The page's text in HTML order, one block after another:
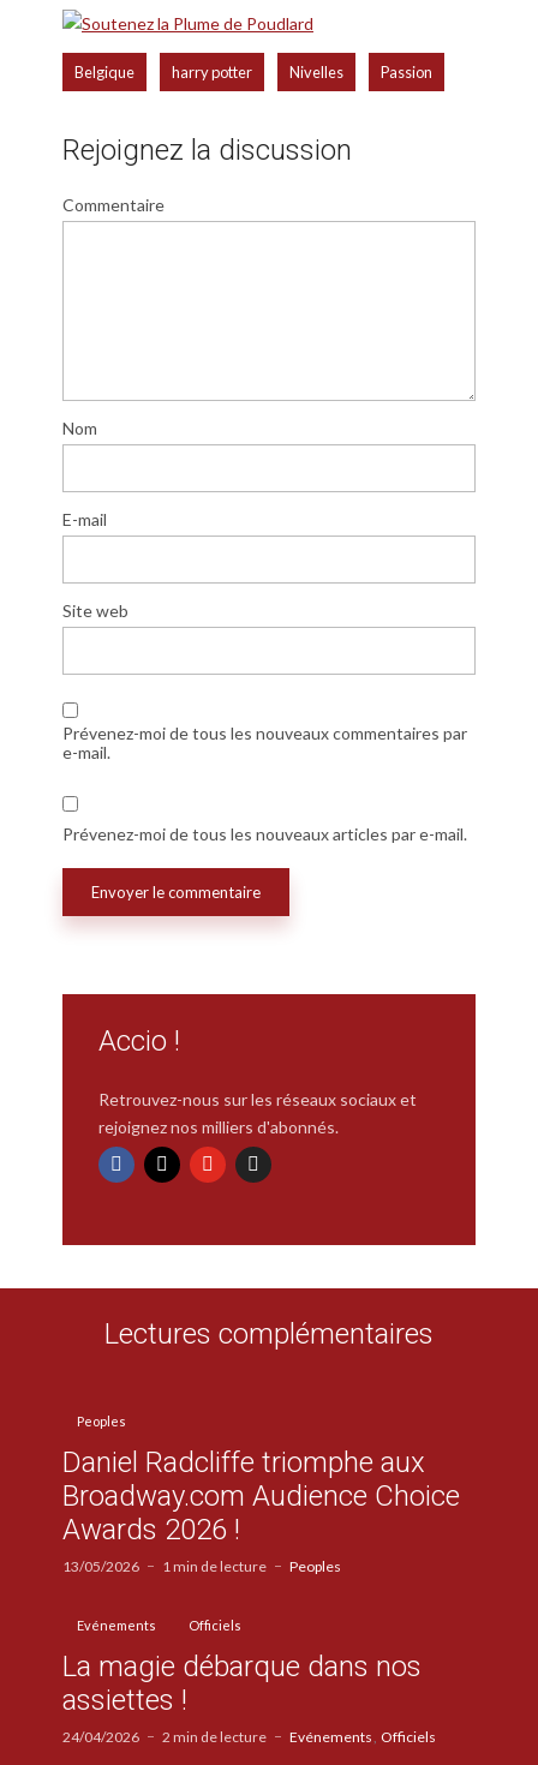
Belgique harry potter Nivelles Passion
Rejoignez la discussion
Commentaire
Nom
E-mail
Site web
Prévenez-moi de tous les nouveaux commentaires par
e-mail.
Prévenez-moi de tous les nouveaux articles par e-mail.
Accio !
Retrouvez-nous sur les réseaux sociaux et
rejoignez nos milliers d'abonnés.
Lectures complémentaires
Peoples
Daniel Radcliffe triomphe aux
Broadway.com Audience Choice
Awards 2026 !
13/05/2026 1 min de lecture Peoples
Evénements Officiels
La magie débarque dans nos
assiettes !
24/04/2026 2 min de lecture Evénements Officiels